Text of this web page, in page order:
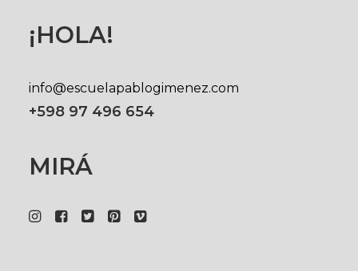
¡HOLA!
info@escuelapablogimenez.com
+598 97 496 654
MIRÁ